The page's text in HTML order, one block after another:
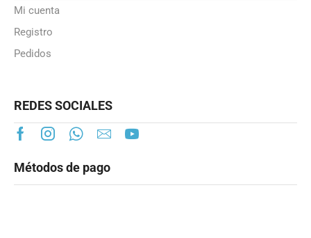
Mi cuenta
Registro
Pedidos
REDES SOCIALES
Métodos de pago